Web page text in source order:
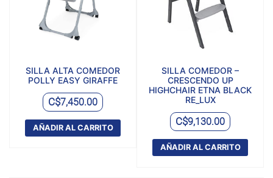
SILLA ALTA COMEDOR
POLLY EASY GIRAFFE
C$7,450.00
AÑADIR AL CARRITO
SILLA COMEDOR –
CRESCENDO UP
HIGHCHAIR ETNA BLACK
RE_LUX
C$9,130.00
AÑADIR AL CARRITO